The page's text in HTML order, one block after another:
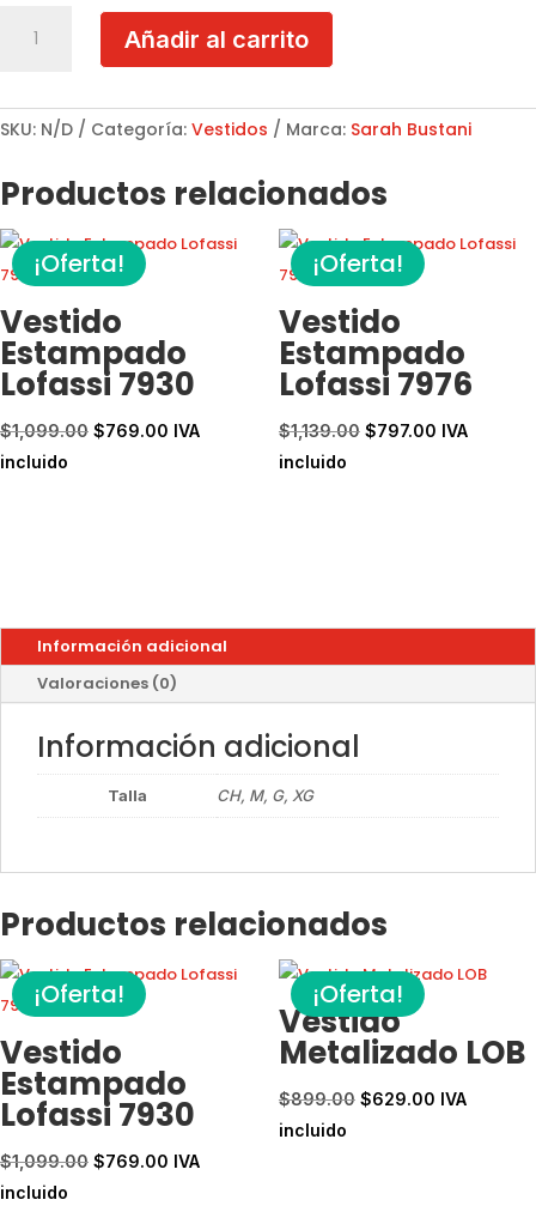
Bustani
cantidad
Añadir al carrito
SKU: N/D Categoría: Vestidos Marca: Sarah Bustani
Productos relacionados
¡Oferta!
Vestido
Estampado
Lofassi 7930
$1,099.00 El
$769.00 El
IVA
incluido
¡Oferta!
Vestido
Estampado
Lofassi 7976
$1,139.00 El
$797.00ElIVA
incluido
Información adicional
Valoraciones (0)
Información adicional
Talla CH, M, G, XG
Productos relacionados
¡Oferta!
Vestido
Estampado
Lofassi 7930
$1,099.00 El
$769.00 El
IVA
incluido
¡Oferta!
Vestido
Metalizado LOB
$899.00 El
$629.00ElIVA
incluido